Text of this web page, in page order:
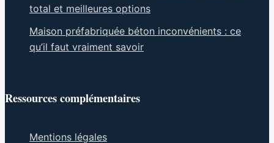
total et meilleures options
Maison préfabriquée béton inconvénients : ce
qu’il faut vraiment savoir
Ressources complémentaires
Mentions légales